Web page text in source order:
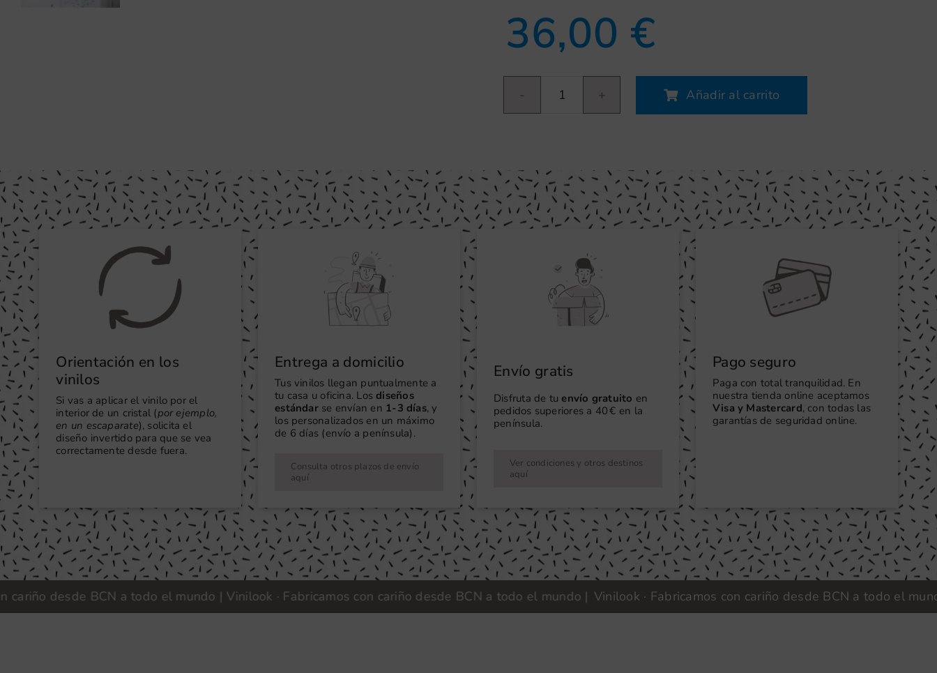
36,00 €
Transports
Añadir al carrito
Orientación en los
vinilos
Si vas a aplicar el vinilo por el
interior de un cristal (por ejemplo,
en un escaparate), solicita el
diseño invertido para que se vea
correctamente desde fuera.
Entrega a domicilio
Tus vinilos llegan puntualmente a
tu casa u oficina. Los diseños
estándarse envían en 1-3 días, y
los personalizados en un máximo
de 6 días (envío a península).
Consulta otros plazos de envío
aquí
Envío gratis
Disfruta de tu envío gratuito en
pedidos superiores a 40 € en la
península.
Ver condiciones y otros destinos
aquí
Pago seguro
Paga con total tranquilidad. En
nuestra tienda online aceptamos
Visa y Mastercard, con todas las
garantías de seguridad online.
desde BCN a todo el mundo | Vinilook · Fabricamos con cariño desde BCN a todo el mundo | Vinilook · Fabricamos con cariño desde BCN a todo el mundo |